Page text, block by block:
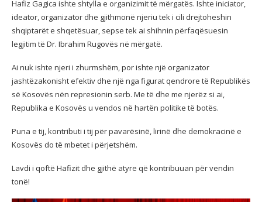
Hafiz Gagica ishte shtylla e organizimit të mërgatës. Ishte iniciator,
ideator, organizator dhe gjithmonë njeriu tek i cili drejtoheshin
shqiptarët e shqetësuar, sepse tek ai shihnin përfaqësuesin
legjitim të Dr. Ibrahim Rugovës në mërgatë.
Ai nuk ishte njeri i zhurmshëm, por ishte një organizator
jashtëzakonisht efektiv dhe një nga figurat qendrore të Republikës
së Kosovës nën represionin serb. Me të dhe me njerëz si ai,
Republika e Kosovës u vendos në hartën politike të botës.
Puna e tij, kontributi i tij për pavarësinë, lirinë dhe demokracinë e
Kosovës do të mbetet i përjetshëm.
Lavdi i qoftë Hafizit dhe gjithë atyre që kontribuuan për vendin
tonë!